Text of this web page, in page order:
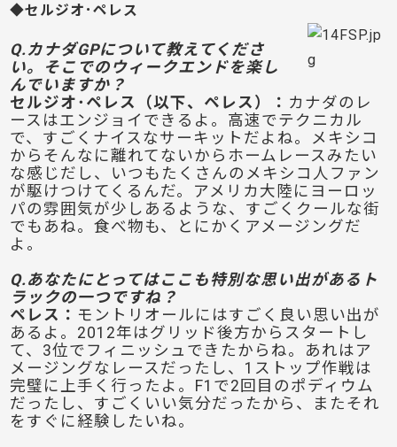
◆セルジオ･ペレス
Q.カナダGPについて教えてくださ
い。そこでのウィークエンドを楽し
んでいますか？
セルジオ･ペレス（以下、ペレス）： カナダのレ
ースはエンジョイできるよ。高速でテクニカル
で、すごくナイスなサーキットだよね。メキシコ
からそんなに離れてないからホームレースみたい
な感じだし、いつもたくさんのメキシコ人ファン
が駆けつけてくるんだ。アメリカ大陸にヨーロッ
パの雰囲気が少しあるような、すごくクールな街
でもあね。食べ物も、とにかくアメージングだ
よ。
Q.あなたにとってはここも特別な思い出があるト
ラックの一つですね？
ペレス： モントリオールにはすごく良い思い出が
あるよ。2012年はグリッド後方からスタートし
て、3位でフィニッシュできたからね。あれはア
メージングなレースだったし、1ストップ作戦は
完璧に上手く行ったよ。F1で2回目のポディウム
だったし、すごくいい気分だったから、またそれ
をすぐに経験したいね。